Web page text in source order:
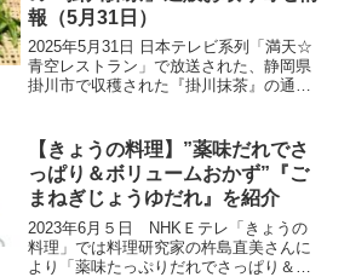
報（5月31日）
2025年5月31日 日本テレビ系列「満天☆
青空レストラン」で放送された、静岡県
掛川市で収穫された『掛川抹茶』の通販
めましたので、ぜひ参考になさってくだ
さい。 今週の満...
【きょうの料理】”薬味だれでさ
っぱり＆ボリュームおかず”『ご
まねぎじょうゆだれ』を紹介
2023年6月５日 NHKＥテレ「きょうの
料理」では料理研究家の杵島直美さんに
より「薬味たっぷりだれでさっぱり＆ボ